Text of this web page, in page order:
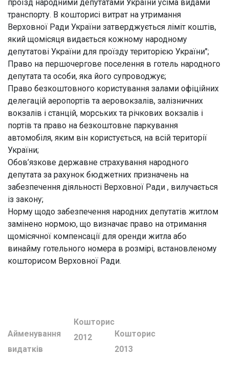
проїзд народними депутатами України усіма видами
транспорту. В кошторисі витрат на утримання
Верховної Ради України затверджується ліміт коштів,
який щомісяця видається кожному народному
депутатові України для проїзду територією України";
Право на першочергове поселення в готель народного
депутата та особи, яка його супроводжує;
Право безкоштовного користування залами офіційних
делегацій аеропортів та аеровокзалів, залізничних
вокзалів і станцій, морських та річкових вокзалів і
портів та право на безкоштовне паркування
автомобіля, яким він користується, на всій території
України;
Обов’язкове державне страхування народного
депутата за рахунок бюджетних призначень на
забезпечення діяльності Верховної Ради , вилучається
із закону;
Норму щодо забезпечення народних депутатів житлом
замінено нормою, що визначає право на отримання
щомісячної компенсації для оренди житла або
винайму готельного номера в розмірі, встановленому
кошторисом Верховної Ради.
Айменування
видатків
Кошторис
2012
Кошторис
2013